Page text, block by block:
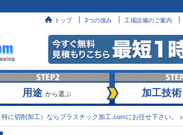
トップ 3つの強み 工場設備のご案内
用途 から選ぶ 加工技術
に切削加工）ならプラスチック加工.comにお任せ下さい。 >